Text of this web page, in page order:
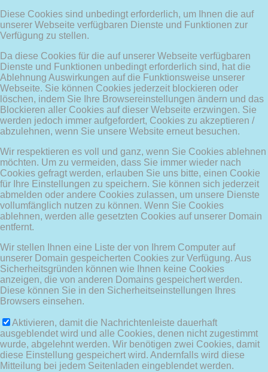
Diese Cookies sind unbedingt erforderlich, um Ihnen die auf
unserer Webseite verfügbaren Dienste und Funktionen zur
Verfügung zu stellen.
Da diese Cookies für die auf unserer Webseite verfügbaren
Dienste und Funktionen unbedingt erforderlich sind, hat die
Ablehnung Auswirkungen auf die Funktionsweise unserer
Webseite. Sie können Cookies jederzeit blockieren oder
löschen, indem Sie Ihre Browsereinstellungen ändern und das
Blockieren aller Cookies auf dieser Webseite erzwingen. Sie
werden jedoch immer aufgefordert, Cookies zu akzeptieren /
abzulehnen, wenn Sie unsere Website erneut besuchen.
Wir respektieren es voll und ganz, wenn Sie Cookies ablehnen
möchten. Um zu vermeiden, dass Sie immer wieder nach
Cookies gefragt werden, erlauben Sie uns bitte, einen Cookie
für Ihre Einstellungen zu speichern. Sie können sich jederzeit
abmelden oder andere Cookies zulassen, um unsere Dienste
vollumfänglich nutzen zu können. Wenn Sie Cookies
ablehnen, werden alle gesetzten Cookies auf unserer Domain
entfernt.
Wir stellen Ihnen eine Liste der von Ihrem Computer auf
unserer Domain gespeicherten Cookies zur Verfügung. Aus
Sicherheitsgründen können wie Ihnen keine Cookies
anzeigen, die von anderen Domains gespeichert werden.
Diese können Sie in den Sicherheitseinstellungen Ihres
Browsers einsehen.
Aktivieren, damit die Nachrichtenleiste dauerhaft
ausgeblendet wird und alle Cookies, denen nicht zugestimmt
wurde, abgelehnt werden. Wir benötigen zwei Cookies, damit
diese Einstellung gespeichert wird. Andernfalls wird diese
Mitteilung bei jedem Seitenladen eingeblendet werden.